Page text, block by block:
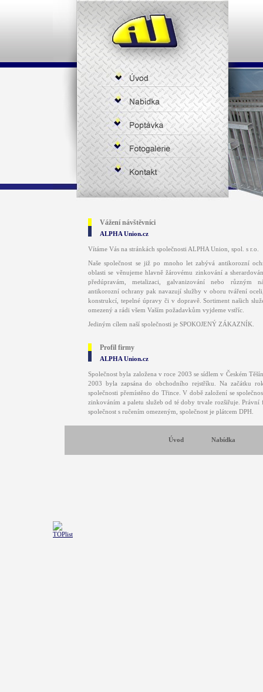
Vážení návštěvníci
ALPHA Union.cz
Vítáme Vás na stránkách společnosti ALPHA Union, spol. s r.o.
Naše společnost se již po mnoho let zabývá antikorozní
oblasti se věnujeme hlavně žárovému zinkování a
předúpravám, metalizaci, galvanizování nebo různým
antikorozní ochrany pak navazují služby v oboru tváření
konstrukcí, tepelné úpravy či v dopravě. Sortiment našich
omezený a rádi všem Vaším požadavkům vyjdeme vstříc.
Jediným cílem naší společnosti je SPOKOJENÝ ZÁKAZNÍK.
Profil firmy
ALPHA Union.cz
Společnost byla založena v roce 2003 se sídlem v Českém
2003 byla zapsána do obchodního rejstříku. Na začátku
společnosti přemístěno do Třince. V době založení se
zinkováním a paletu služeb od té doby trvale rozšiřuje. Právní
společnost s ručením omezeným, společnost je plátcem DPH.
Úvod Nabídka